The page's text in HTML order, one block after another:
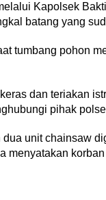
Kapolsek
batang yang
tumbang pohon
dan teriakan
pihak
unit chainsaw
menyatakan